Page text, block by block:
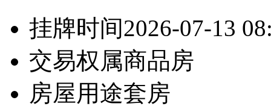
挂牌时间2026-07-13
交易权属商品房
房屋用途套房